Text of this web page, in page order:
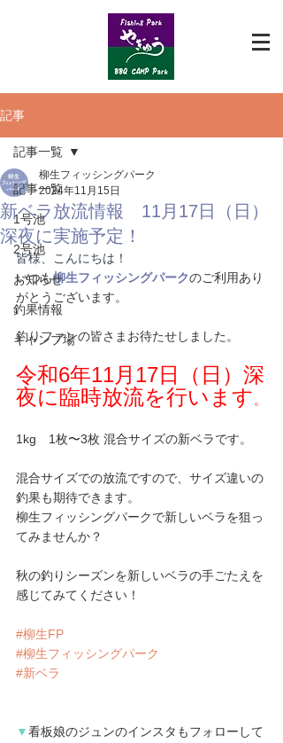
記事
記事一覧
1号池
2号池
お知らせ
釣果情報
キャンプ場
記事一覧
新ベラ放流情報 11月17日（日）
深夜に実施予定！
柳生フィッシングパーク
2024年11月15日
皆様、こんにちは！
いつも柳生フィッシングパークのご利用あり
がとうございます。
釣りファンの皆さまお待たせしました。
令和6年11月17日（日）深
夜に臨時放流を行います 。
1kg　1枚〜3枚 混合サイズの新ベラです。
混合サイズでの放流ですので、サイズ違いの
釣果も期待できます。
柳生フィッシングパークで新しいベラを狙っ
てみませんか？
秋の釣りシーズンを新しいベラの手ごたえを
感じてみてください！
#柳生FP
#柳生フィッシングパーク
#新ベラ
▼看板娘のジュンのインスタもフォローして